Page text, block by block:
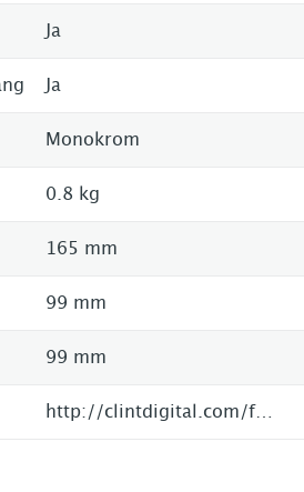
Ja
Ja
Monokrom
0.8 kg
165 mm
99 mm
99 mm
http://clintdigital.com/f44/